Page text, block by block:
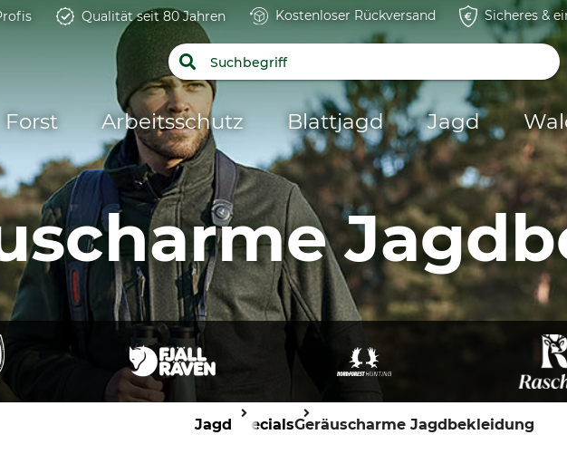
Qualität seit 80 Jahren Kostenloser Rückversand Sicheres &
Forst Arbeitsschutz Blattjagd Jagd
Jagd SpecialsGeräuscharme Jagdbekleidung